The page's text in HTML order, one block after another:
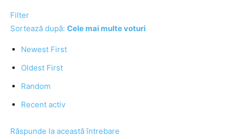
Filter
Sortează după: Cele mai multe voturi
Newest First
Oldest First
Random
Recent activ
Răspunde la această întrebare